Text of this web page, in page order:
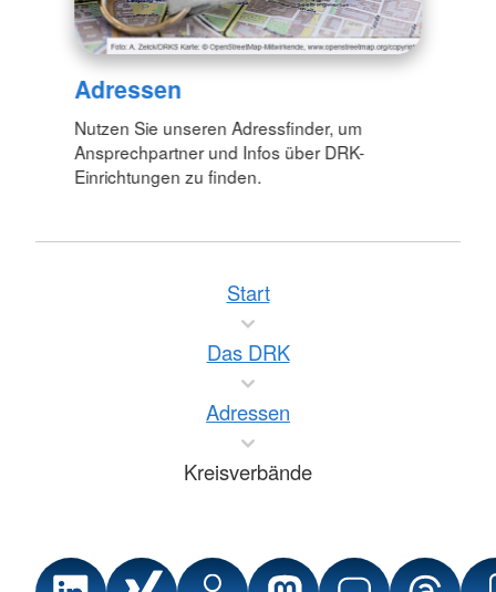
Adressen
Nutzen Sie unseren Adressfinder, um
Ansprechpartner und Infos über DRK-
Einrichtungen zu finden.
Start
Das DRK
Adressen
Kreisverbände